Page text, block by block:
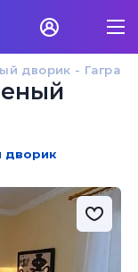
дворик - Гагра
дворик